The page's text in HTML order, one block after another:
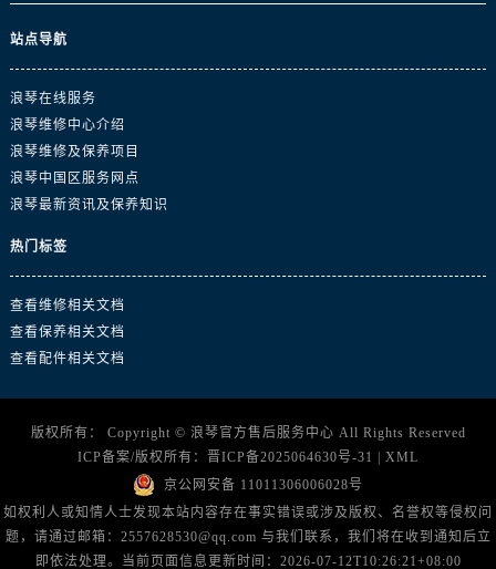
浙江省湖州市吴兴区劳动路浪琴售后服务中心（需提前预约）
浙江省嘉兴市南湖区广益路705号嘉兴世界贸易中心A座13层1304室浪琴售后服务中心（需提前预约）
站点导航
浪琴在线服务
浪琴维修中心介绍
浪琴维修及保养项目
浪琴中国区服务网点
浪琴最新资讯及保养知识
热门标签
查看维修相关文档
查看保养相关文档
查看配件相关文档
版权所有： Copyright © 浪琴官方售后服务中心 All Rights Reserved
ICP备案/版权所有： 晋ICP备2025064630号-31 | XML
京公网安备 11011306006028号
如权利人或知情人士发现本站内容存在事实错误或涉及版权、名誉权等侵权问
题，请通过邮箱：2557628530@qq.com 与我们联系，我们将在收到通知后立
即依法处理。当前页面信息更新时间：2026-07-12T10:26:21+08:00